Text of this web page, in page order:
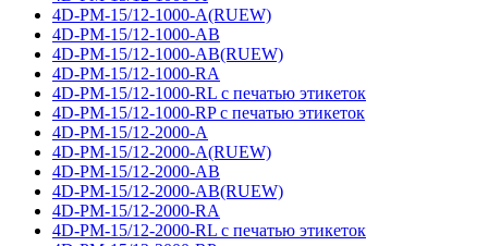
4D-PM-15/12-1000-A(RUEW)
4D-PM-15/12-1000-AB
4D-PM-15/12-1000-AB(RUEW)
4D-PM-15/12-1000-RA
4D-PM-15/12-1000-RL с печатью этикеток
4D-PM-15/12-1000-RP с печатью этикеток
4D-PM-15/12-2000-A
4D-PM-15/12-2000-A(RUEW)
4D-PM-15/12-2000-AB
4D-PM-15/12-2000-AB(RUEW)
4D-PM-15/12-2000-RA
4D-PM-15/12-2000-RL с печатью этикеток